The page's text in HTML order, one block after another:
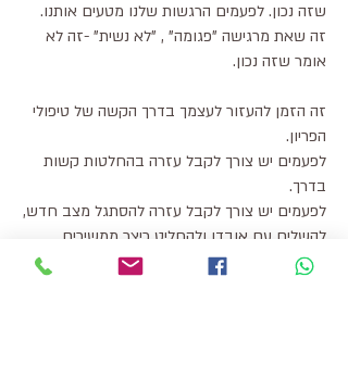
שזה נכון. לפעמים הרגשות שלנו מטעים אותנו.
זה שאת מרגישה "פגומה" , "לא נשית" -זה לא
אומר שזה נכון.
זה הזמן להעזור לעצמך בדרך הקשה של טיפולי
הפריון.
לפעמים יש צורך לקבל עזרה בהחלטות קשות
בדרך.
לפעמים יש צורך לקבל עזרה להסתגל מצב חדש,
להשלים עם אובדן ולהחליט כיצר ממשיכים
הלאה.